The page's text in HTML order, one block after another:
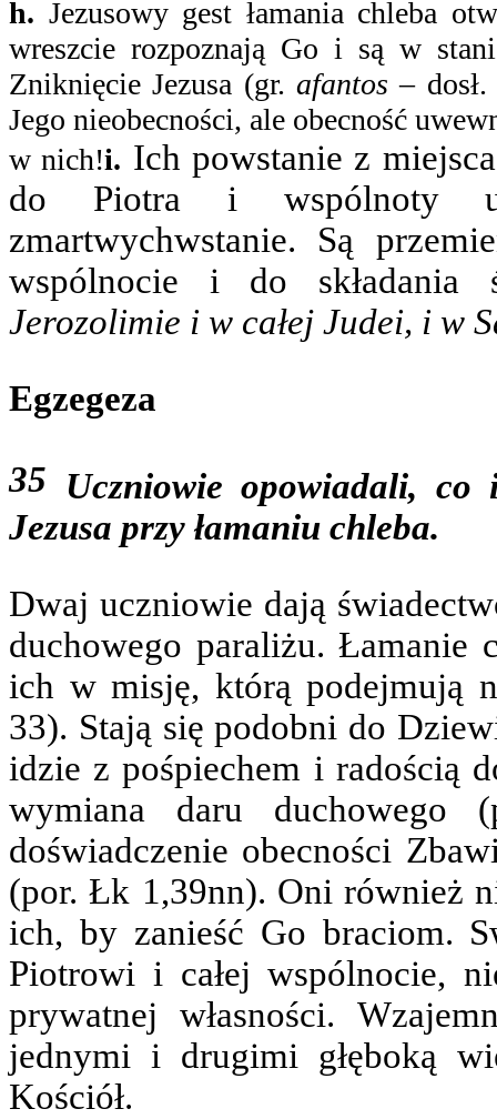
h. Jezusowy gest łamania chleba
wreszcie rozpoznają Go i są w
Zniknięcie Jezusa (gr.afantos–
Jego nieobecności, ale obecność
w nich!i. Ich powstanie z
do Piotra i wspólnoty
zmartwychwstanie. Są
wspólnocie i do
Jerozolimie i w całej Judei, i w
Egzegeza
35 Uczniowie opowiadali,
Jezusa przy łamaniu chleba.
Dwaj uczniowie dają
duchowego paraliżu. Łamanie
ich w misję, którą podejmują
33). Stają się podobni do
idzie z pośpiechem i radością
wymiana daru duchowego
doświadczenie obecności
(por. Łk 1,39nn). Oni również
ich, by zanieść Go braciom.
Piotrowi i całej wspólnocie,
prywatnej własności.
jednymi i drugimi głęboką
Kościół.